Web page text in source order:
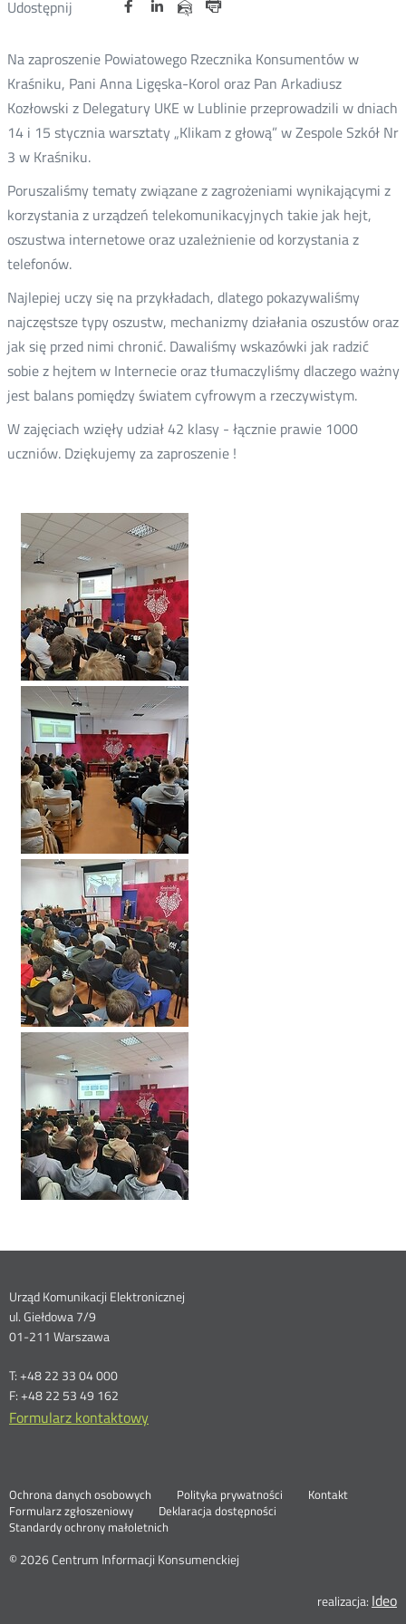
Udostępnij
Twitter
FacebookLinkedin
e-
mail
Na zaproszenie Powiatowego Rzecznika Konsumentów w
Kraśniku, Pani Anna Ligęska-Korol oraz Pan Arkadiusz
Kozłowski z Delegatury UKE w Lublinie przeprowadzili w dniach
14 i 15 stycznia warsztaty „Klikam z głową” w Zespole Szkół Nr
3 w Kraśniku.
Poruszaliśmy tematy związane z zagrożeniami wynikającymi z
korzystania z urządzeń telekomunikacyjnych takie jak hejt,
oszustwa internetowe oraz uzależnienie od korzystania z
telefonów.
Najlepiej uczy się na przykładach, dlatego pokazywaliśmy
najczęstsze typy oszustw, mechanizmy działania oszustów oraz
jak się przed nimi chronić. Dawaliśmy wskazówki jak radzić
sobie z hejtem w Internecie oraz tłumaczyliśmy dlaczego ważny
jest balans pomiędzy światem cyfrowym a rzeczywistym.
W zajęciach wzięły udział 42 klasy - łącznie prawie 1000
uczniów. Dziękujemy za zaproszenie !
Dane
kontaktowe
Urząd Komunikacji Elektronicznej
ul. Giełdowa 7/9
01-211 Warszawa
T: +48 22 33 04 000
F: +48 22 53 49 162
Formularz kontaktowy
Ochrona danych osobowych Polityka prywatności
Kontakt
Formularz zgłoszeniowy
Nowa
karta
Deklaracja dostępności
Standardy ochrony małoletnich
© 2026 Centrum Informacji Konsumenckiej
realizacja: Ideo